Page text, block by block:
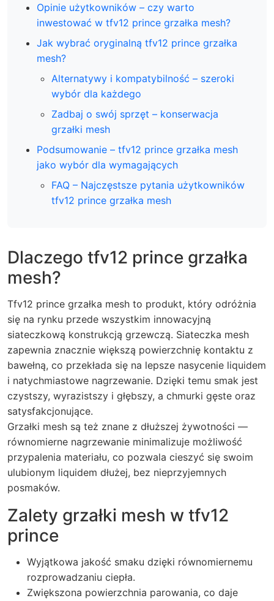
Opinie użytkowników – czy warto
inwestować w tfv12 prince grzałka mesh?
Jak wybrać oryginalną tfv12 prince grzałka
mesh?
Alternatywy i kompatybilność – szeroki
wybór dla każdego
Zadbaj o swój sprzęt – konserwacja
grzałki mesh
Podsumowanie – tfv12 prince grzałka mesh
jako wybór dla wymagających
FAQ – Najczęstsze pytania użytkowników
tfv12 prince grzałka mesh
Dlaczego tfv12 prince grzałka
mesh?
Tfv12 prince grzałka mesh to produkt, który odróżnia
się na rynku przede wszystkim innowacyjną
siateczkową konstrukcją grzewczą. Siateczka mesh
zapewnia znacznie większą powierzchnię kontaktu z
bawełną, co przekłada się na lepsze nasycenie liquidem
i natychmiastowe nagrzewanie. Dzięki temu smak jest
czystszy, wyrazistszy i głębszy, a chmurki gęste oraz
satysfakcjonujące.
Grzałki mesh są też znane z dłuższej żywotności —
równomierne nagrzewanie minimalizuje możliwość
przypalenia materiału, co pozwala cieszyć się swoim
ulubionym liquidem dłużej, bez nieprzyjemnych
posmaków.
Zalety grzałki mesh w tfv12
prince
Wyjątkowa jakość smaku dzięki równomiernemu
rozprowadzaniu ciepła.
Zwiększona powierzchnia parowania, co daje